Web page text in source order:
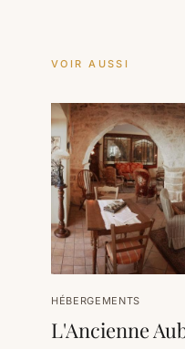
VOIR AUSSI
HÉBERGEMENTS
L'Ancienne